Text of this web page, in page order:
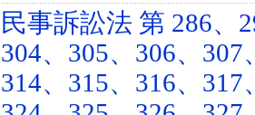
民事訴訟法 第 286、
304、305、306、
314、315、316、